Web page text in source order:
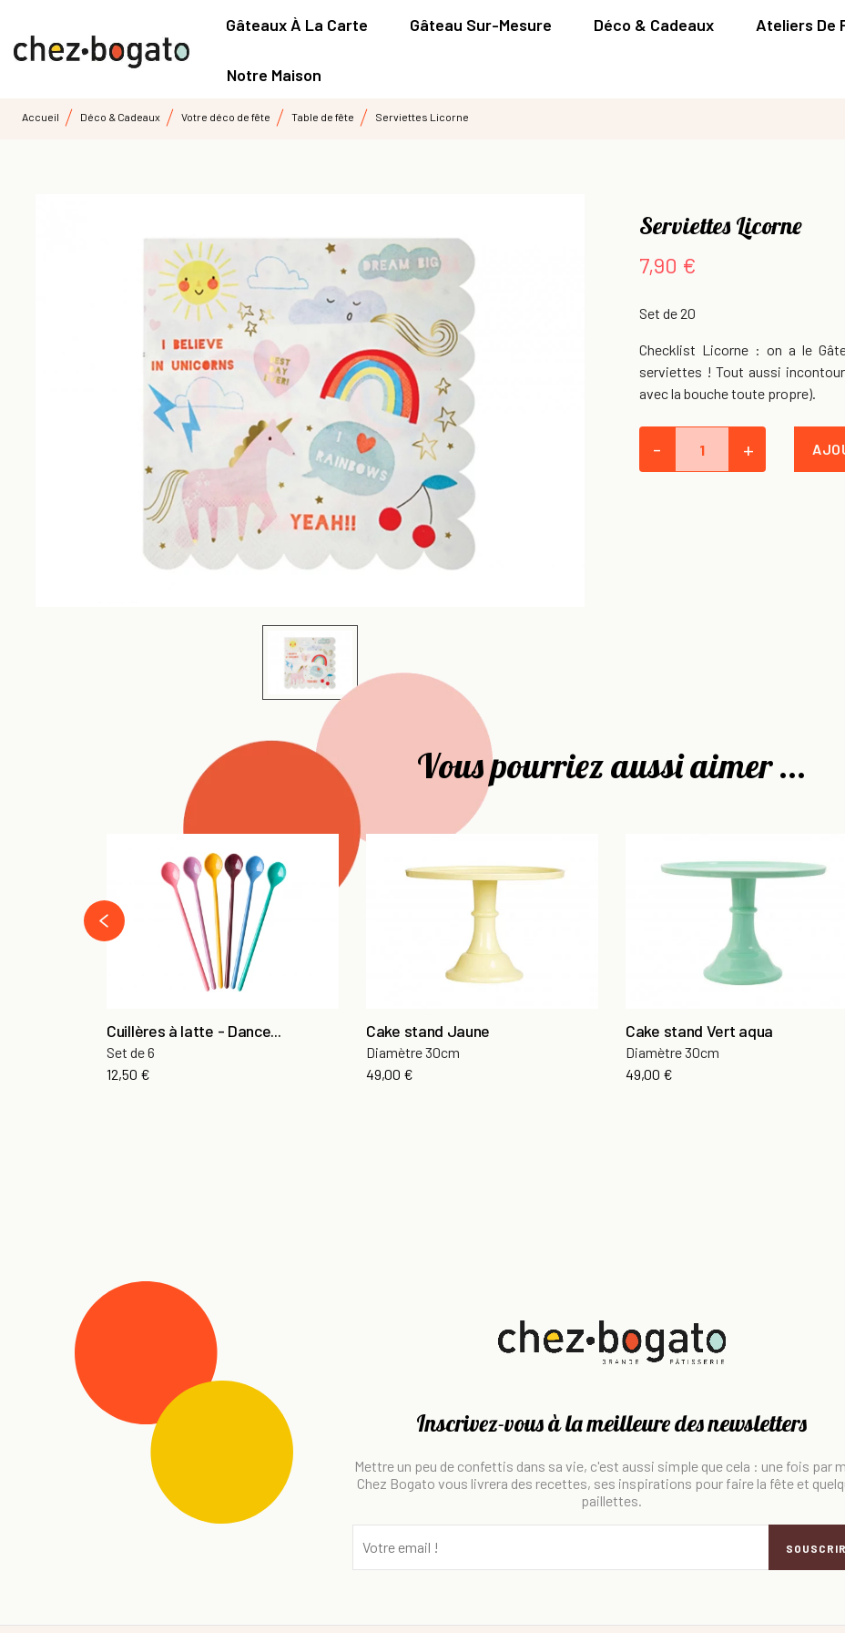
Gâteaux À La Carte Gâteau Sur-Mesure Déco & Cadeaux Ateliers De
Notre Maison
Accueil Déco & Cadeaux Votre déco de fête Table de fête Serviettes Licorne
Serviettes Licorne
7,90 €
Set de 20
Checklist Licorne : on a le
serviettes ! Tout aussi
avec la bouche toute propre).
- +
Vous pourriez aussi aimer ...
Cuillères à latte - Dance...
Set de 6
12,50 €
Cake stand Jaune
Diamètre 30cm
49,00 €
Cake stand Vert aqua
Diamètre 30cm
49,00 €
‹
Inscrivez-vous à la meilleure des newsletters
Mettre un peu de confettis dans sa vie, c'est aussi simple que cela : une fois par
Chez Bogato vous livrera des recettes, ses inspirations pour faire la fête et
paillettes.